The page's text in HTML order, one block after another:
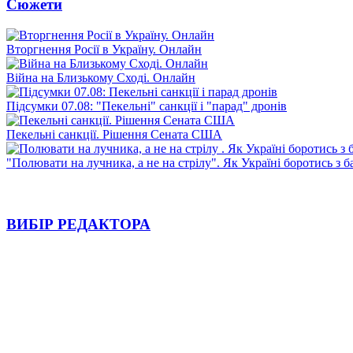
Сюжети
Вторгнення Росії в Україну. Онлайн
Війна на Близькому Сході. Онлайн
Підсумки 07.08: "Пекельні" санкції і "парад" дронів
Пекельні санкції. Рішення Сената США
"Полювати на лучника, а не на стрілу". Як Україні боротись з
ВИБІР РЕДАКТОРА